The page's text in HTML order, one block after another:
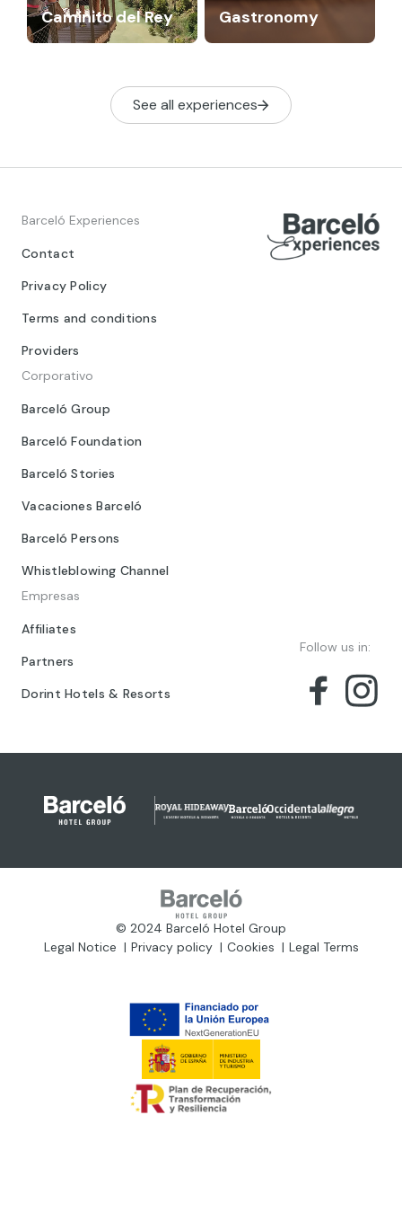
Gastronomy
Caminito del Rey
See all experiences
Barceló Experiences
Contact
Privacy Policy
Terms and conditions
Providers
Corporativo
Barceló Group
Barceló Foundation
Barceló Stories
Vacaciones Barceló
Barceló Persons
Whistleblowing Channel
Empresas
Affiliates
Partners
Dorint Hotels & Resorts
Follow us in:
© 2024 Barceló Hotel Group
Legal Notice
Privacy policy Cookies Legal Terms